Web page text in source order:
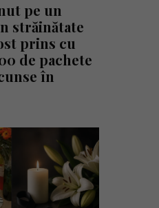
pe un
străinătate
prins cu
de pachete
în